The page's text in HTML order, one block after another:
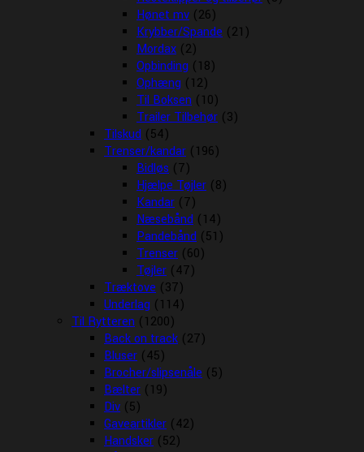
Hønet mv (26)
Krybber/Spande (21)
Mordax (2)
Opbinding (18)
Ophæng (12)
Til Boksen (10)
Trailer Tilbehør (3)
Tilskud (54)
Trenser/kandar (196)
Bidløs (7)
Hjælpe Tøjler (8)
Kandar (7)
Næsebånd (14)
Pandebånd (51)
Trenser (60)
Tøjler (47)
Træktove (37)
Underlag (114)
Til Rytteren (1200)
Back on track (27)
Bluser (45)
Brocher/slipsenåle (5)
Bælter (19)
Div (5)
Gaveartikler (42)
Handsker (52)